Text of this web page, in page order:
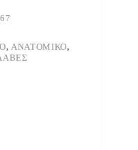
,ΑΝΑΤΟΜΙΚΌ,